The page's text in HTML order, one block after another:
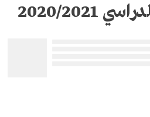
2020/2021